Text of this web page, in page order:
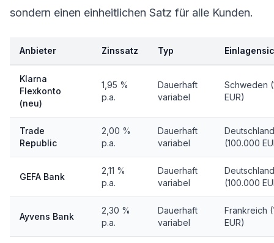
sondern einen einheitlichen Satz für alle Kunden.
Anbieter Zinssatz Typ
Klarna
Flexkonto
(neu)
1,95 %
p.a.
Dauerhaft
variabel
Schweden
EUR)
Trade
Republic
2,00 %
p.a.
Dauerhaft
variabel
Deutschland
(100.000
GEFA Bank
2,11 %
p.a.
Dauerhaft
variabel
Deutschland
(100.000
Ayvens Bank
2,30 %
p.a.
Dauerhaft
variabel
Frankreich
EUR)